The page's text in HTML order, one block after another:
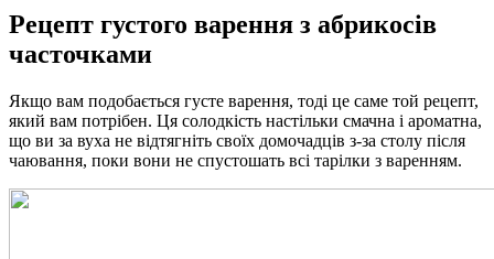
Рецепт густого варення з абрикосів
часточками
Якщо вам подобається густе варення, тоді це саме той рецепт,
який вам потрібен. Ця солодкість настільки смачна і ароматна,
що ви за вуха не відтягніть своїх домочадців з-за столу після
чаювання, поки вони не спустошать всі тарілки з варенням.